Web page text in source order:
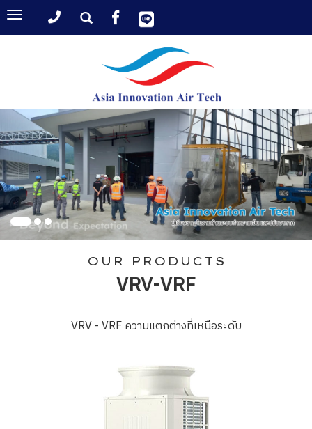
Toggle
navigation
OUR PRODUCTS
VRV-VRF
VRV - VRFความแตกต่างที่เหนือระดับ